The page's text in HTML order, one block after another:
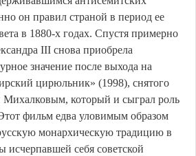
он правил страной в период ее
в 1880-х годах. Спустя примерно
III снова приобрела
значение после выхода на
цирюльник» (1998), снятого
который и сыграл роль
фильм едва уловимым образом
монархическую традицию в
исчерпавшей себя советской